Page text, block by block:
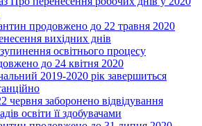
продовжено до 22 травня 2020
вихідних днів
освітнього процесу
до 24 квітня 2020
2019-2020 рік завершиться
червня заборонено відвідування
освіти її здобувачами